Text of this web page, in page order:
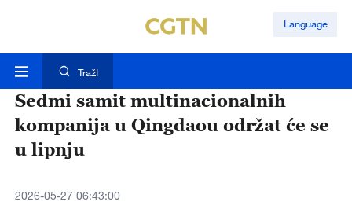
Language
TražI
Sedmi samit multinacionalnih
kompanija u Qingdaou održat će se
u lipnju
2026-05-27 06:43:00